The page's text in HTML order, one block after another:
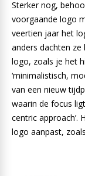
Sterker nog,
voorgaande logo
veertien jaar het
anders dachten
logo, zoals je het
‘minimalistisch,
van een nieuw
waarin de focus ligt
centric approach’.
logo aanpast,